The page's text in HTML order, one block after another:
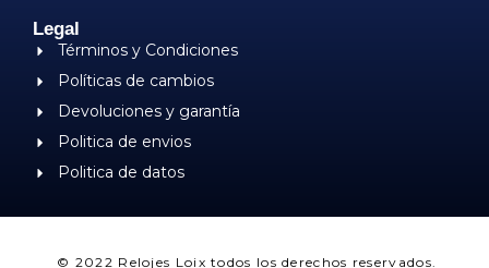
Legal
Términos y Condiciones
Políticas de cambios
Devoluciones y garantía
Politica de envios
Politica de datos
© 2022 Relojes Loix todos los derechos reservados.